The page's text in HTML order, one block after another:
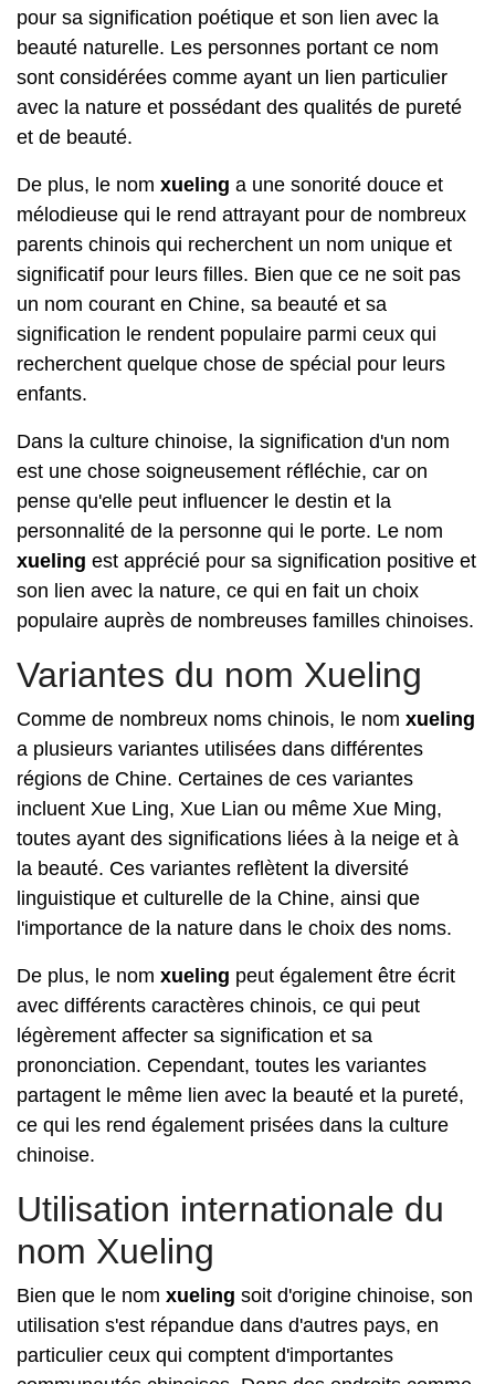
pour sa signification poétique et son lien avec la
beauté naturelle. Les personnes portant ce nom
sont considérées comme ayant un lien particulier
avec la nature et possédant des qualités de pureté
et de beauté.
De plus, le nom xueling a une sonorité douce et
mélodieuse qui le rend attrayant pour de nombreux
parents chinois qui recherchent un nom unique et
significatif pour leurs filles. Bien que ce ne soit pas
un nom courant en Chine, sa beauté et sa
signification le rendent populaire parmi ceux qui
recherchent quelque chose de spécial pour leurs
enfants.
Dans la culture chinoise, la signification d'un nom
est une chose soigneusement réfléchie, car on
pense qu'elle peut influencer le destin et la
personnalité de la personne qui le porte. Le nom
xueling est apprécié pour sa signification positive et
son lien avec la nature, ce qui en fait un choix
populaire auprès de nombreuses familles chinoises.
Variantes du nom Xueling
Comme de nombreux noms chinois, le nom xueling
a plusieurs variantes utilisées dans différentes
régions de Chine. Certaines de ces variantes
incluent Xue Ling, Xue Lian ou même Xue Ming,
toutes ayant des significations liées à la neige et à
la beauté. Ces variantes reflètent la diversité
linguistique et culturelle de la Chine, ainsi que
l'importance de la nature dans le choix des noms.
De plus, le nom xueling peut également être écrit
avec différents caractères chinois, ce qui peut
légèrement affecter sa signification et sa
prononciation. Cependant, toutes les variantes
partagent le même lien avec la beauté et la pureté,
ce qui les rend également prisées dans la culture
chinoise.
Utilisation internationale du
nom Xueling
Bien que le nom xueling soit d'origine chinoise, son
utilisation s'est répandue dans d'autres pays, en
particulier ceux qui comptent d'importantes